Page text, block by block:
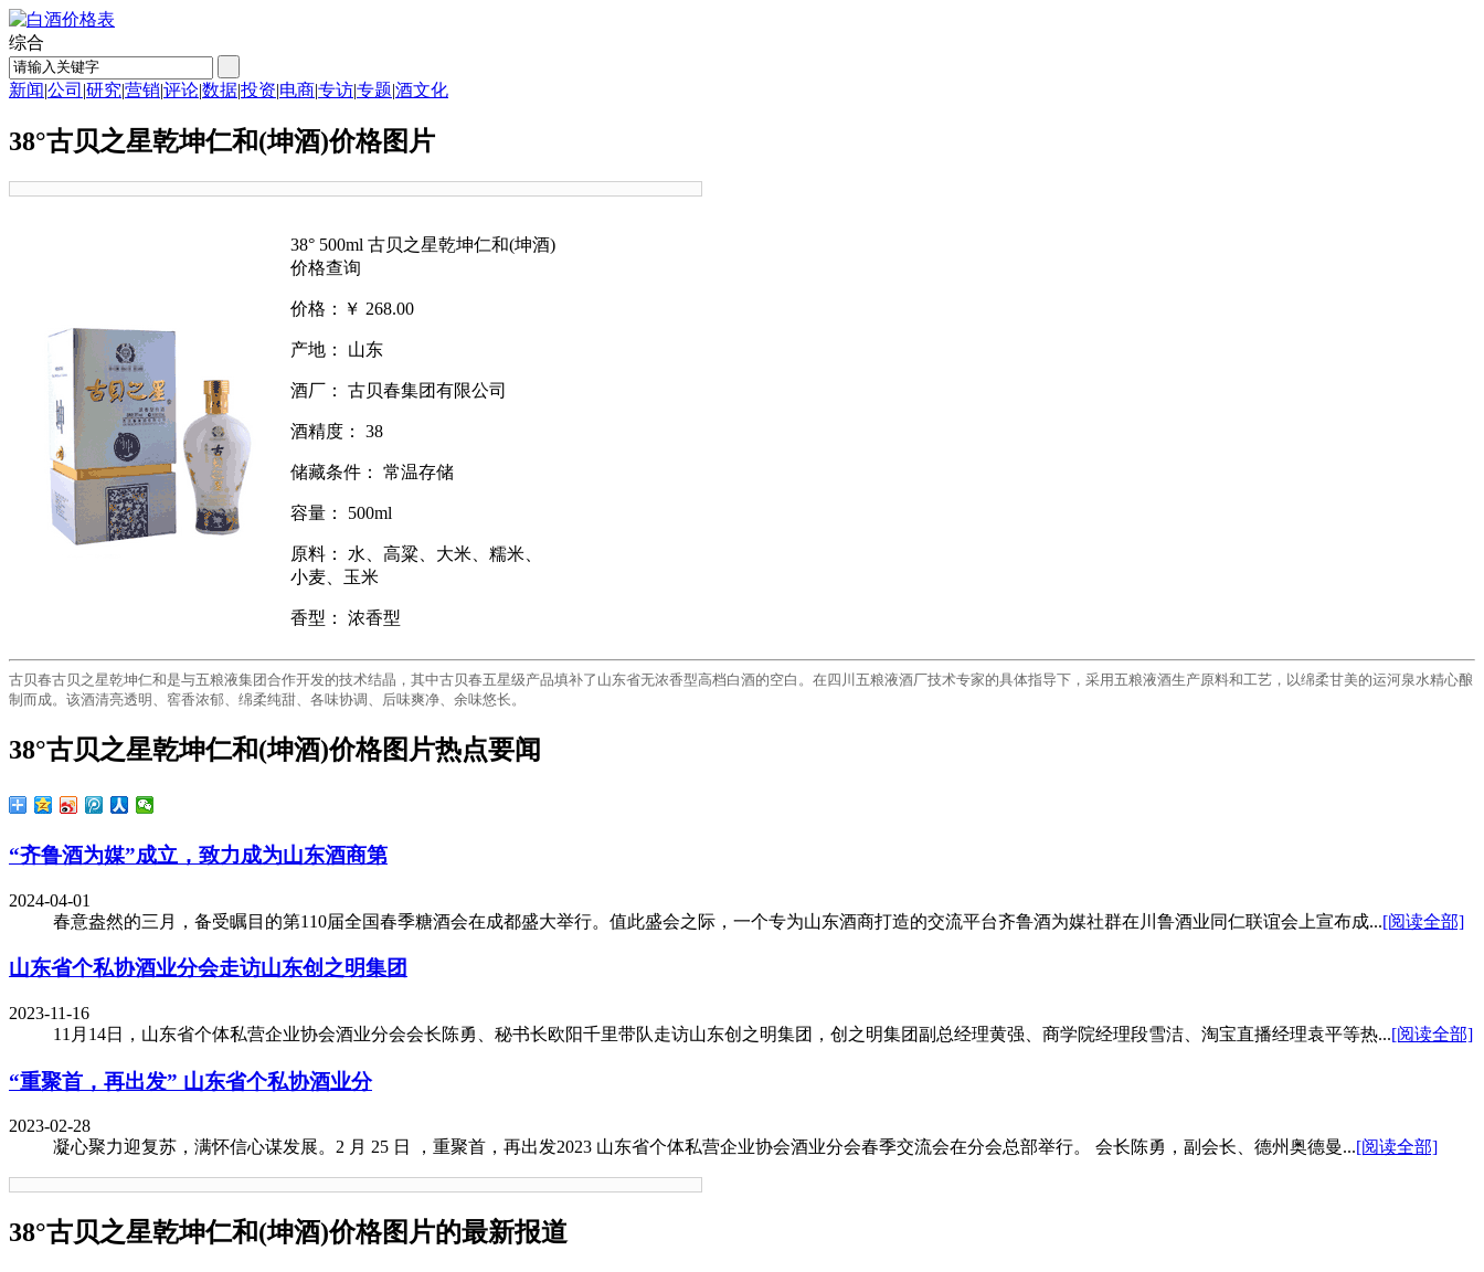
综合
新闻|公司 |研究|营销|评论|数据|投资|电商|专访|专题|酒文化
38°古贝之星乾坤仁和(坤酒)价格图片
38° 500ml 古贝之星乾坤仁和(坤酒)
价格查询
价格：￥ 268.00
产地： 山东
酒厂： 古贝春集团有限公司
酒精度： 38
储藏条件： 常温存储
容量： 500ml
原料： 水、高粱、大米、糯米、
小麦、玉米
香型： 浓香型
古贝春古贝之星乾坤仁和是与五粮液集团合作开发的技术结晶，其中古贝春五星级产品填补了山东省无浓香型高档白酒的空白。在四川五粮液酒厂技术专家的具体指导下，采用五粮液酒生产原料和工艺，以绵柔甘美的运河泉水精心酿
制而成。该酒清亮透明、窖香浓郁、绵柔纯甜、各味协调、后味爽净、余味悠长。
38°古贝之星乾坤仁和(坤酒)价格图片热点要闻
“齐鲁酒为媒”成立，致力成为山东酒商第
2024-04-01
春意盎然的三月，备受瞩目的第110届全国春季糖酒会在成都盛大举行。值此盛会之际，一个专为山东酒商打造的交流平台齐鲁酒为媒社群在川鲁酒业同仁联谊会上宣布成...[阅读全部]
山东省个私协酒业分会走访山东创之明集团
2023-11-16
11月14日，山东省个体私营企业协会酒业分会会长陈勇、秘书长欧阳千里带队走访山东创之明集团，创之明集团副总经理黄强、商学院经理段雪洁、淘宝直播经理袁平等热...[阅读全部]
“重聚首，再出发” 山东省个私协酒业分
2023-02-28
凝心聚力迎复苏，满怀信心谋发展。2 月 25 日 ，重聚首，再出发2023 山东省个体私营企业协会酒业分会春季交流会在分会总部举行。 会长陈勇，副会长、德州奥德曼...[阅读全部]
38°古贝之星乾坤仁和(坤酒)价格图片的最新报道